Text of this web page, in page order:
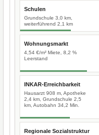
Schulen
Grundschule 3,0 km,
weiterführend 2,1 km
Wohnungsmarkt
4,54 €/m² Miete, 8,2 %
Leerstand
INKAR-Erreichbarkeit
Hausarzt 908 m, Apotheke
2,4 km, Grundschule 2,5
km, Autobahn 34,2 Min.
Regionale Sozialstruktur